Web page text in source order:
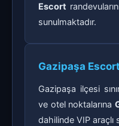
Escort
sunulmaktadır.
Gazipaşa Escort
Gazipaşa ilçesi
ve otel noktalarına
dahilinde VIP araçlı